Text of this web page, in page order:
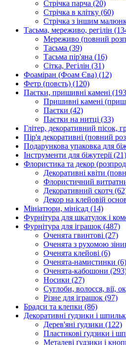
Стрічка парча (20)
Стрічка в клітку (60)
Стрічка з іншим
Тасьма, мереживо, регілін
Мереживо (повний
Тасьма (39)
Тасьма пір'яна (16)
Сітка, Регілін (31)
Фоаміран (Фоам Єва) (12)
Фетр (повсть) (120)
Паєтки, пришивні камені
Пришивні камені
Паєтки (42)
Паєтки на нитці (33)
Глітер, декоративний пісок,
Пір'я декоративні (повний
Подарункова упаковка для
Інструменти для біжутерії(21)
Флористика та декор
Декоративні квіти
Флористичний
Декоративний скотч
Декор на клейовій
Мініатюри, мінісад (14)
Фурнітура для шкатулок і
Фурнітура для іграшок (487)
Оченята гвинтові (27)
Оченята з рухомою
Оченята клейові (6)
Оченята-намистинки (6)
Оченята-кабошони
Носики (27)
Суглоби, волосся, вії,
Різне для іграшок (97)
Брадси та клепки (86)
Декоративні ґудзики і
Дерев'яні ґудзики (122)
Пластикові ґудзики і
Металеві ґудзики і